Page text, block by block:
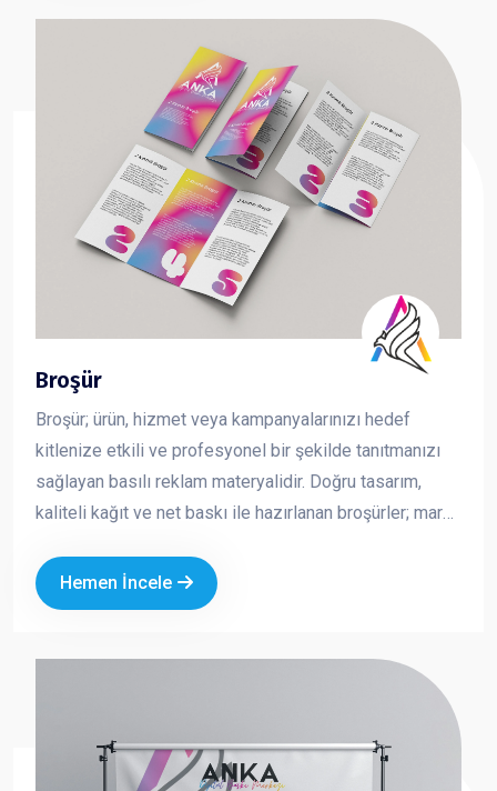
kurumsal tanıtımlarda en çok tercih edilen reklam
Broşür
Broşür; ürün, hizmet veya kampanyalarınızı hedef
kitlenize etkili ve profesyonel bir şekilde tanıtmanızı
sağlayan basılı reklam materyalidir. Doğru tasarım,
kaliteli kağıt ve net baskı ile hazırlanan broşürler; marka
akılda kalıcılığı artırır. Fuar, açılış, kampanya, kurumsal
tanıtım ve saha dağıtımı gibi birçok alanda tercih edilen
Hemen İncele